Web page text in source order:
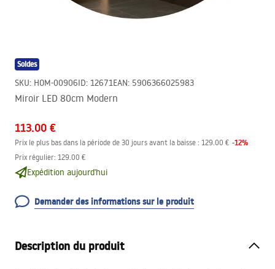
Soldes
SKU: HOM-00906ID: 12671EAN: 5906366025983
Miroir LED 80cm Modern
113.00 €
Prix le plus bas dans la période de 30 jours avant la baisse : 129.00 € -12%
Prix régulier: 129.00 €
Expédition aujourd'hui
Demander des informations sur le produit
Description du produit